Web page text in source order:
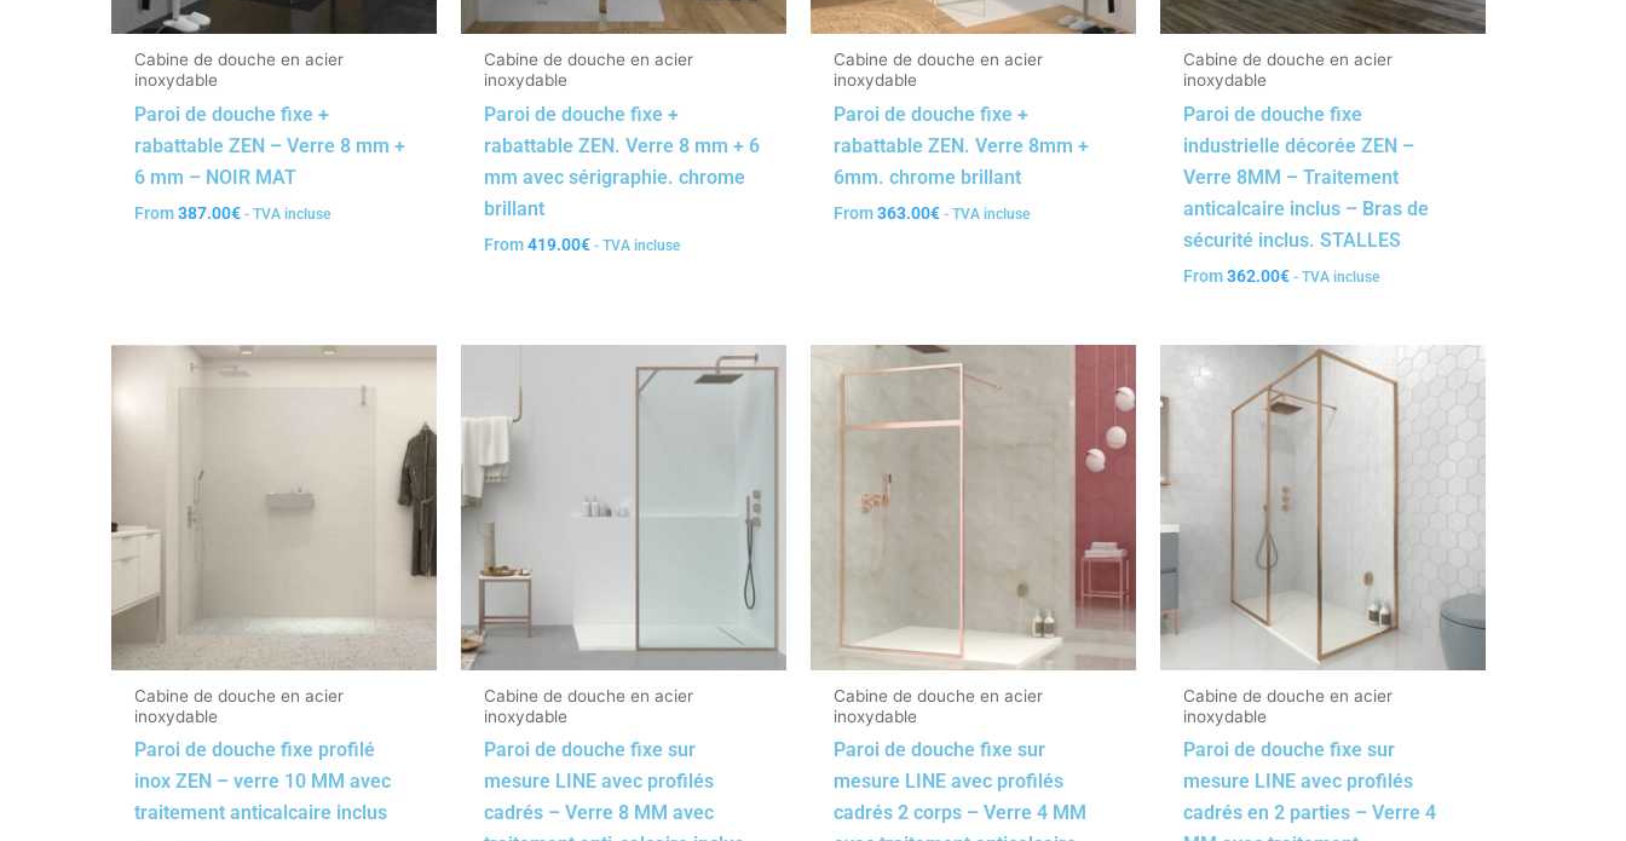
Cabine de douche en acier
inoxydable
Paroi de douche fixe +
rabattable ZEN – Verre 8 mm +
6 mm – NOIR MAT
From387.00€ - TVA incluse
Cabine de douche en acier
inoxydable
Paroi de douche fixe +
rabattable ZEN. Verre 8 mm + 6
mm avec sérigraphie. chrome
brillant
From419.00€ - TVA incluse
Cabine de douche en acier
inoxydable
Paroi de douche fixe +
rabattable ZEN. Verre 8mm +
6mm. chrome brillant
From363.00€ - TVA incluse
Cabine de douche en acier
inoxydable
Paroi de douche fixe
industrielle décorée ZEN –
Verre 8MM – Traitement
anticalcaire inclus – Bras de
sécurité inclus. STALLES
From 362.00€ - TVA incluse
Cabine de douche en acier
inoxydable
Paroi de douche fixe profilé
inox ZEN – verre 10 MM avec
traitement anticalcaire inclus
Cabine de douche en acier
inoxydable
Paroi de douche fixe sur
mesure LINE avec profilés
cadrés – Verre 8 MM avec
Cabine de douche en acier
inoxydable
Paroi de douche fixe sur
mesure LINE avec profilés
cadrés 2 corps – Verre 4 MM
Cabine de douche en acier
inoxydable
Paroi de douche fixe sur
mesure LINE avec profilés
cadrés en 2 parties – Verre 4